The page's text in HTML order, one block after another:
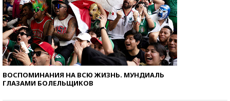
ВОСПОМИНАНИЯ НА ВСЮ ЖИЗНЬ. МУНДИАЛЬ
ГЛАЗАМИ БОЛЕЛЬЩИКОВ